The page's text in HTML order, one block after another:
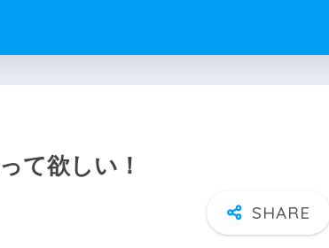
て欲しい！